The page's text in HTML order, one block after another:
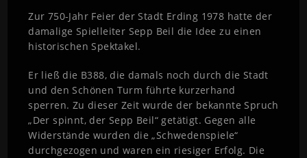
Zur 750-Jahr Feier der Stadt Erding 1978 hatte der
damalige Spielleiter Sepp Beil die Idee zu einen
historischen Spektakel.
Er ließ die B388, die damals noch durch die Stadt
und den Schönen Turm führte kurzerhand
sperren. Zu dieser Zeit wurde der bekannte Spruch
„Der spinnt, der Sepp Beil“ getätigt. Gegen alle
Widerstände wurden die „Schwedenspiele“
durchgezogen und waren ein riesiger Erfolg. Die